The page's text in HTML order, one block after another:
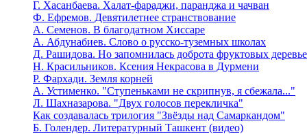
Г. Хасанбаева. Халат-фараджи, паранджа и чачван
Ф. Ефремов. Девятилетнее странствование
А. Семенов. В благодатном Хиссаре
А. Абдунабиев. Слово о русско-туземных школах
Д. Рашидова. Но запомнилась доброта фруктовых
Н. Красильников. Ксения Некрасова в Дурмени
Р. Фархади. Земля корней
А. Устименко. "Ступеньками не скрипнув, я сбежала..."
Л. Шахназарова. "Двух голосов перекличка"
Как создавалась трилогия "Звёзды над Самаркандом"
Б. Голендер. Литературный Ташкент (видео)